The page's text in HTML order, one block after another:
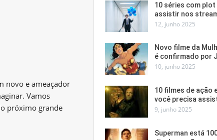
novo e ameaçador
Vamos
próximo grande
10 séries com
assistir nos
12, junho 2025
Novo filme da
é confirmado por
10, junho 2025
10 filmes de ação
você precisa
9, junho 2025
Superman está